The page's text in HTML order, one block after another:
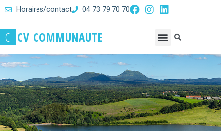
Horaires/contact 04 73 79 70 70
C CV COMMUNAUTE